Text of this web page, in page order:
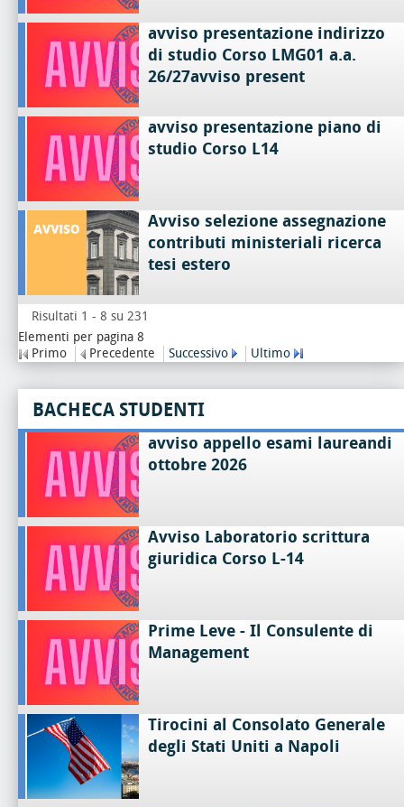
avviso presentazione indirizzo
di studio Corso LMG01 a.a.
26/27avviso present
avviso presentazione piano di
studio Corso L14
Avviso selezione assegnazione
contributi ministeriali ricerca
tesi estero
Risultati 1 - 8 su 231
Elementi per pagina 8
Primo
Precedente Successivo Ultimo
BACHECA STUDENTI
avviso appello esami laureandi
ottobre 2026
Avviso Laboratorio scrittura
giuridica Corso L-14
Prime Leve - Il Consulente di
Management
Tirocini al Consolato Generale
degli Stati Uniti a Napoli